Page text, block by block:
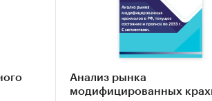
Анализ рынка
модифицированных